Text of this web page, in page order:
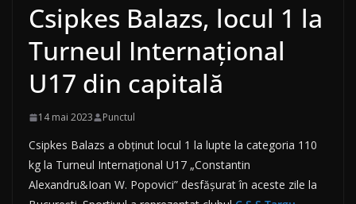
Csipkes Balazs, locul 1 la
Turneul Internațional
U17 din capitală
14 mai 2023 Punctul
Csipkes Balazs a obținut locul 1 la lupte la categoria 110
kg la Turneul Internațional U17 „Constantin
Alexandru&Ioan W. Popovici” desfășurat în aceste zile la